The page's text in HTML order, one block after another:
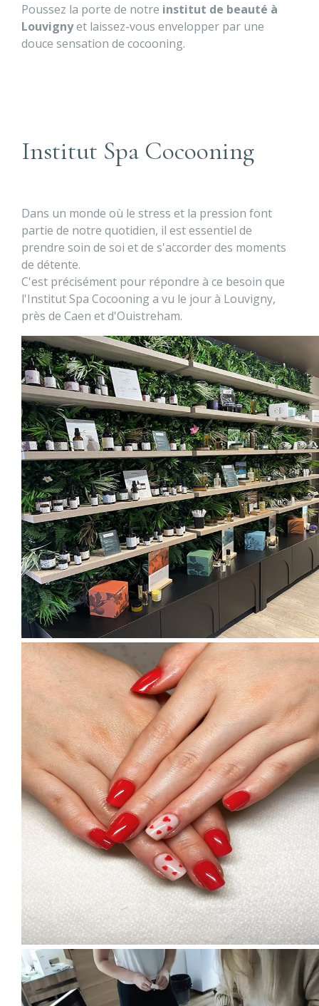
Poussez la porte de notre institut de beauté à
Louvignyet laissez-vous envelopper par une
douce sensation de cocooning.
Institut Spa Cocooning
Dans un monde où le stress et la pression font
partie de notre quotidien, il est essentiel de
prendre soin de soi et de s'accorder des moments
de détente.
C'est précisément pour répondre à ce besoin que
l'Institut Spa Cocooning a vu le jour à Louvigny,
près de Caen et d'Ouistreham.